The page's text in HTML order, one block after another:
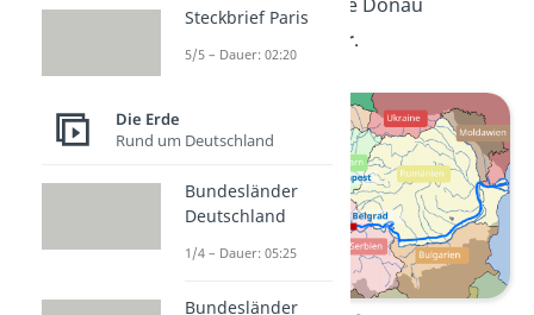
zehn Länder.
Steckbrief Paris
5/5 – Dauer: 02:20
Die Erde
Rund um Deutschland
Bundesländer
Deutschland
1/4 – Dauer: 05:25
Bundesländer